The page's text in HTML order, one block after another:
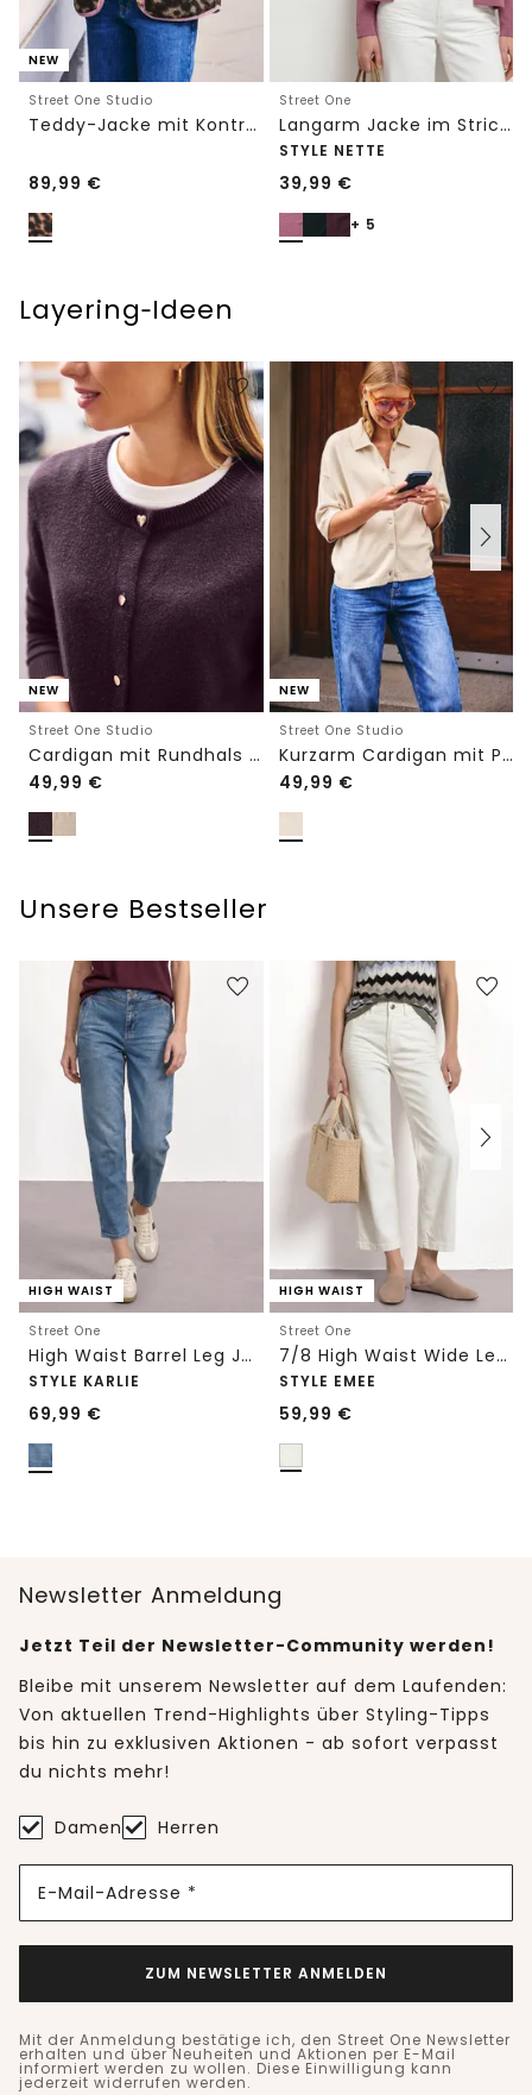
NEW
Street One Studio
Teddy-Jacke mit Kontrastdetail
89,99 €
Street One
Langarm Jacke im Strick-Look
STYLE NETTE
39,99 €
+ 5
Layering‑Ideen
NEW
Street One Studio
Cardigan mit Rundhals und Knöpfen
49,99 €
NEW
Street One Studio
Kurzarm Cardigan mit Polokragen
49,99 €
Unsere Bestseller
HIGH WAIST
Street One
High Waist Barrel Leg Jeans im Loose Fit
STYLE KARLIE
69,99 €
HIGH WAIST
Street One
7/8 High Waist Wide Leg Jeans im Loose Fit
STYLE EMEE
59,99 €
Newsletter Anmeldung
Jetzt Teil der Newsletter-Community werden!
Bleibe mit unserem Newsletter auf dem Laufenden:
Von aktuellen Trend-Highlights über Styling-Tipps
bis hin zu exklusiven Aktionen - ab sofort verpasst
du nichts mehr!
Damen Herren
E-Mail-Adresse *
ZUM NEWSLETTER ANMELDEN
Mit der Anmeldung bestätige ich, den Street One Newsletter
erhalten und über Neuheiten und Aktionen per E-Mail
informiert werden zu wollen. Diese Einwilligung kann
jederzeit widerrufen werden.